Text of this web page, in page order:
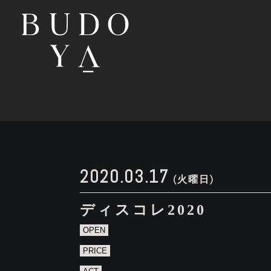
2020.03.17 (火曜日)
ディスコレ2020
OPEN
PRICE